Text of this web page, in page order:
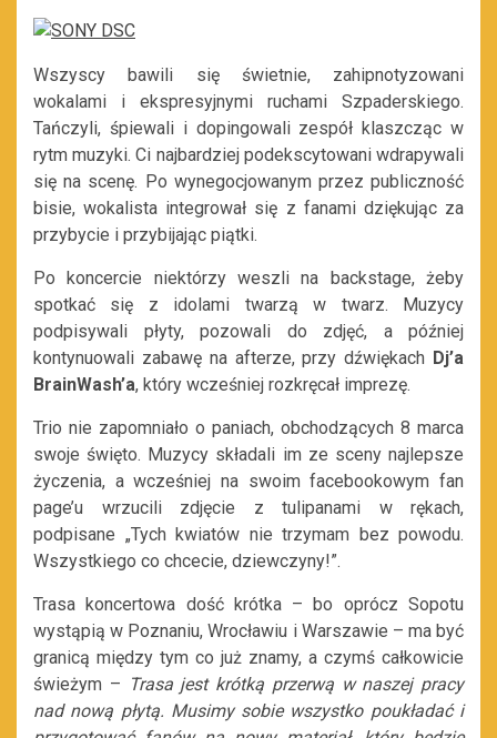
Wszyscy bawili się świetnie, zahipnotyzowani
wokalami i ekspresyjnymi ruchami Szpaderskiego.
Tańczyli, śpiewali i dopingowali zespół klaszcząc w
rytm muzyki. Ci najbardziej podekscytowani wdrapywali
się na scenę. Po wynegocjowanym przez publiczność
bisie, wokalista integrował się z fanami dziękując za
przybycie i przybijając piątki.
Po koncercie niektórzy weszli na backstage, żeby
spotkać się z idolami twarzą w twarz. Muzycy
podpisywali płyty, pozowali do zdjęć, a później
kontynuowali zabawę na afterze, przy dźwiękach Dj’a
BrainWash’a, który wcześniej rozkręcał imprezę.
Trio nie zapomniało o paniach, obchodzących 8 marca
swoje święto. Muzycy składali im ze sceny najlepsze
życzenia, a wcześniej na swoim facebookowym fan
page’u wrzucili zdjęcie z tulipanami w rękach,
podpisane „Tych kwiatów nie trzymam bez powodu.
Wszystkiego co chcecie, dziewczyny!”.
Trasa koncertowa dość krótka – bo oprócz Sopotu
wystąpią w Poznaniu, Wrocławiu i Warszawie – ma być
granicą między tym co już znamy, a czymś całkowicie
świeżym – Trasa jest krótką przerwą w naszej pracy
nad nową płytą. Musimy sobie wszystko poukładać i